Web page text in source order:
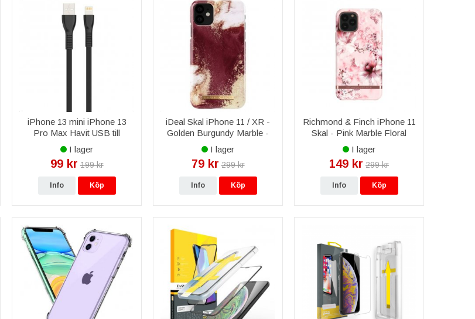
iPhone 13 mini iPhone 13
Pro Max Havit USB till
Lightning Kabel till iPhone &
iPad 2,0A 1m - Svart
I lager
99 kr 199 kr
Info Köp
iDeal Skal iPhone 11 / XR -
Golden Burgundy Marble -
iDeal Of Sweden
I lager
79 kr 299 kr
Info Köp
Richmond & Finch iPhone 11
Skal - Pink Marble Floral
I lager
149 kr 299 kr
Info Köp